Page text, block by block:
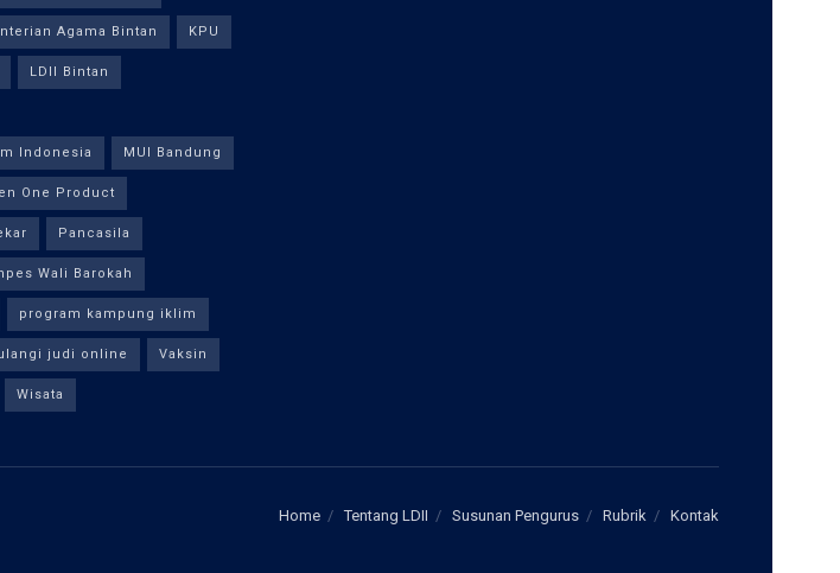
Agama Bintan KPU
LDII Bintan
Indonesia MUI Bandung
One Product
Pancasila
Wali Barokah
program kampung iklim
judi online Vaksin
Wisata
Home Tentang LDII Susunan Pengurus Rubrik Kontak